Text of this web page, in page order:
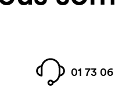
01 73